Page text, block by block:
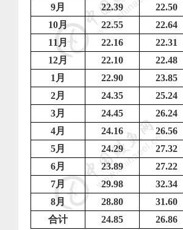
9月 22.39 22.50
10月 22.55 22.64
11 月 22.16 22.31
12月 22.10 22.48
1 月 22.90 23.85
2月 24.35 25.24
3月 24.45 26.24
4月 24.16 26.56
5月 24.29 27.32
6月 23.89 27.22
7月 29.98 32.34
8月 28.80 31.60
合计
24.85 26.86